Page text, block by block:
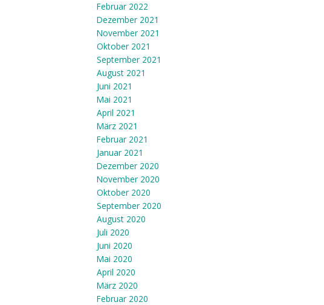
Februar 2022
Dezember 2021
November 2021
Oktober 2021
September 2021
August 2021
Juni 2021
Mai 2021
April 2021
März 2021
Februar 2021
Januar 2021
Dezember 2020
November 2020
Oktober 2020
September 2020
August 2020
Juli 2020
Juni 2020
Mai 2020
April 2020
März 2020
Februar 2020